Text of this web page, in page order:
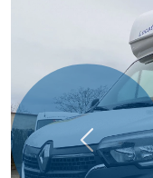
Précédent